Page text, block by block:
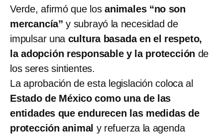
Verde, afirmó que losanimales “no son
mercancía”y subrayó la necesidad de
impulsar una cultura basada en el respeto,
la adopción responsable y la protección de
los seres sintientes.
La aprobación de esta legislación coloca al
Estado de México como una de las
entidades que endurecen las medidas de
protección animal y refuerza la agenda